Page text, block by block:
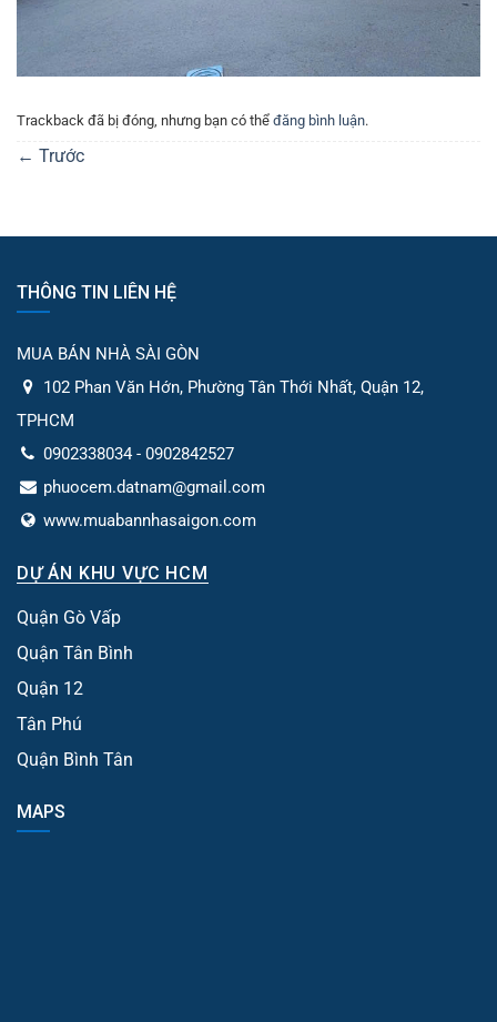
Trackback đã bị đóng, nhưng bạn có thể đăng bình luận.
← Trước
THÔNG TIN LIÊN HỆ
MUA BÁN NHÀ SÀI GÒN
102 Phan Văn Hớn, Phường Tân Thới Nhất, Quận 12,
TPHCM
0902338034 - 0902842527
phuocem.datnam@gmail.com
www.muabannhasaigon.com
DỰ ÁN KHU VỰC HCM
Quận Gò Vấp
Quận Tân Bình
Quận 12
Tân Phú
Quận Bình Tân
MAPS